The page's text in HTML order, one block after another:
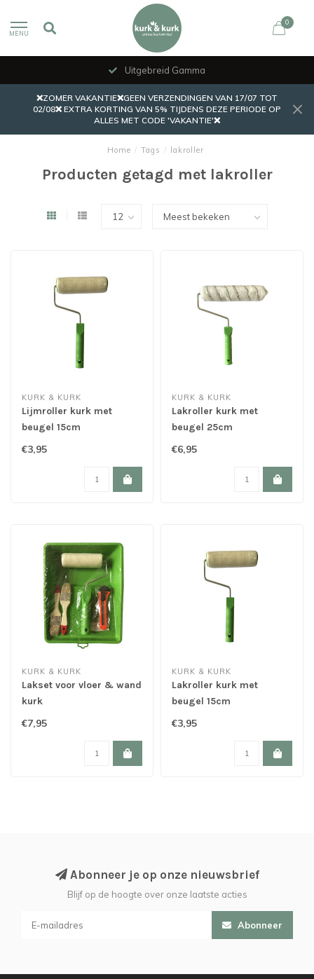
MENU
0
Uitgebreid Gamma
❌ZOMER VAKANTIE❌GEEN VERZENDINGEN VAN 17/07 TOT
02/08❌ EXTRA KORTING VAN 5% TIJDENS DEZE PERIODE OP
ALLES MET CODE 'VAKANTIE'❌
Home / Tags / lakroller
Producten getagd met lakroller
KURK & KURK
Lijmroller kurk met
beugel 15cm
€3,95
KURK & KURK
Lakroller kurk met
beugel 25cm
€6,95
KURK & KURK
Lakset voor vloer & wand
kurk
€7,95
KURK & KURK
Lakroller kurk met
beugel 15cm
€3,95
Abonneer je op onze nieuwsbrief
Blijf op de hoogte over onze laatste acties
Abonneer